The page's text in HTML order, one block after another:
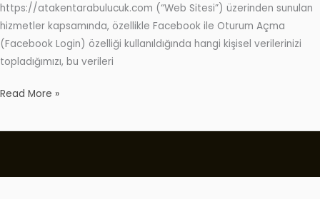
https://atakentarabulucuk.com (“Web Sitesi”) üzerinden sunulan
hizmetler kapsamında, özellikle Facebook ile Oturum Açma
(Facebook Login) özelliği kullanıldığında hangi kişisel verilerinizi
topladığımızı, bu verileri
Read More »